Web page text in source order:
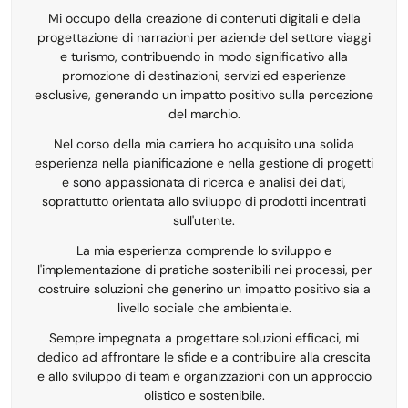
Mi occupo della creazione di contenuti digitali e della
progettazione di narrazioni per aziende del settore viaggi
e turismo, contribuendo in modo significativo alla
promozione di destinazioni, servizi ed esperienze
esclusive, generando un impatto positivo sulla percezione
del marchio.
Nel corso della mia carriera ho acquisito una solida
esperienza nella pianificazione e nella gestione di progetti
e sono appassionata di ricerca e analisi dei dati,
soprattutto orientata allo sviluppo di prodotti incentrati
sull'utente.
La mia esperienza comprende lo sviluppo e
l'implementazione di pratiche sostenibili nei processi, per
costruire soluzioni che generino un impatto positivo sia a
livello sociale che ambientale.
Sempre impegnata a progettare soluzioni efficaci, mi
dedico ad affrontare le sfide e a contribuire alla crescita
e allo sviluppo di team e organizzazioni con un approccio
olistico e sostenibile.